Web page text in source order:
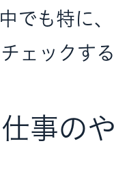
でも特に
ェックす
事の